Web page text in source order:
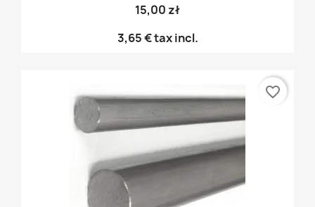
15,00 zł
3,65 €tax incl.
favorite_border